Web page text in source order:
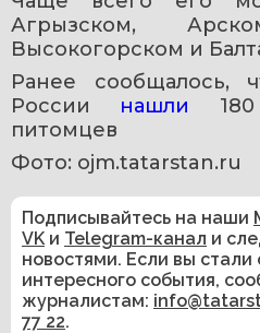
Агрызском,
Высокогорском и
Ранее сообщалось,
России нашли
питомцев
Фото: ojm.tatarstan.ru
Подписывайтесь на наши
VK и Telegram-канал и
новостями. Если вы
интересного события,
журналистам:
77 22.